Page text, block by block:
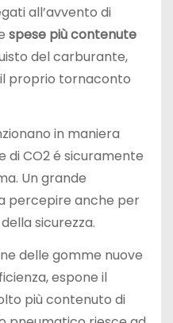
all’avvento di
spese più contenute
del carburante,
proprio tornaconto
in maniera
di CO2 é sicuramente
Un grande
percepire anche per
sicurezza.
delle gomme nuove
espone il
più contenuto di